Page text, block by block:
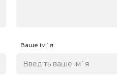
Ваше ім`я